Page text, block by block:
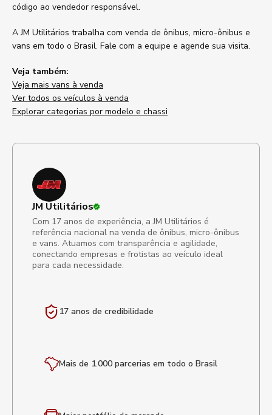
código ao vendedor responsável.
A JM Utilitários trabalha com venda de ônibus, micro-ônibus e
vans em todo o Brasil. Fale com a equipe e agende sua visita.
Veja também:
Veja mais vans à venda
Ver todos os veículos à venda
Explorar categorias por modelo e chassi
JM Utilitários
Com 17 anos de experiência, a JM Utilitários é
referência nacional na venda de ônibus, micro-ônibus
e vans. Atuamos com transparência e agilidade,
conectando empresas e frotistas ao veículo ideal
para cada necessidade.
17 anos de credibilidade
Mais de 1.000 parcerias em todo o Brasil